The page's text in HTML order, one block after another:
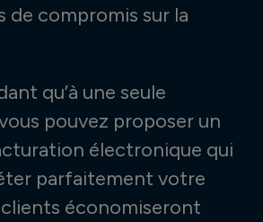
de compromis sur la
qu’à une seule
pouvez proposer un
électronique qui
parfaitement votre
économiseront